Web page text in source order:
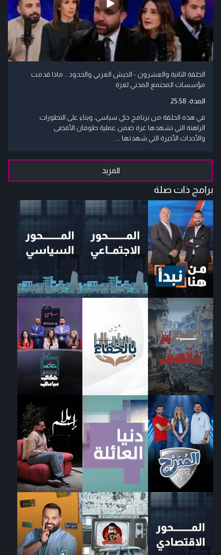
الحلقة الثانية والعشرون - الجيش العربي والحدود .. ماذا قدمت
مؤسسات المجتمع المدني لغزة
المدة: 25:58
في هذه الحلقة من برنامج حكي سياسي، وبناء على التطورات
الراهنة التي تشهدها غزة ضمن عملية طوفان الأقصى
والأحداث الأخيرة التي شهدتها ....
المزيد
برامج ذات صلة